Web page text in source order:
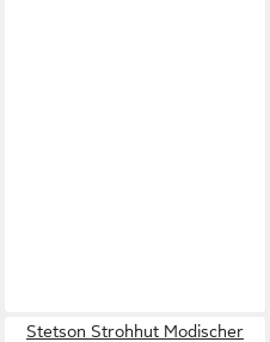
Stetson Strohhut Modischer